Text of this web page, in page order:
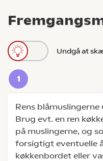
Undgå at
Rens
Brug evt. en ren
på muslingerne, og
forsigtigt eventuelle
køkkenbordet eller